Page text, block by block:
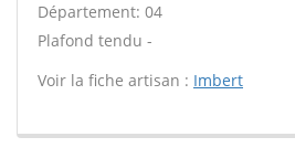
Département: 04
Plafond tendu -
Voir la fiche artisan : Imbert